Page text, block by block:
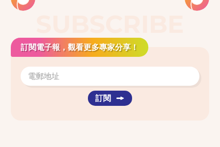
訂閱電子報，觀看更多專家分享！
訂閱